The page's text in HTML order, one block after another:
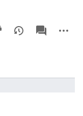
associated-
pages
actions